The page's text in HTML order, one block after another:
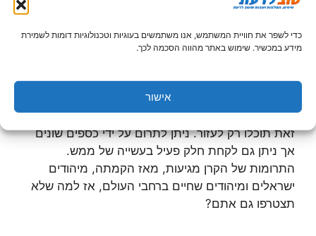
כדי לשפר את חוויית המשתמש, אנו משתמשים בעוגיות וטכנולוגיות דומות לשמירת
מידע במכשיר. שימוש באתר מהווה הסכמה לכך.
אישור
פעילות שנעשית למען קידום הערכים שאנחנו מאמינים
העולם ואת הערכים שמניעים אותו לפעולה, אך אם גם
החופש, למה שלא תבואו תיקחו חלק גם אתם בעשייה?
זה לא משנה באיזו דרך תחליטו שאתם תורמים לקרן
שבראשה עומק מיקי, שכן בכל דרך שתבחרו לעשות
זאת תוכלו רק לעזור. ניתן לתרום על ידי כספים שונים
אך ניתן גם לקחת חלק פעיל בעשייה של ממש.
התרומות של הקרן מגיעות, מאז הקמתה, מיהודים
ישראלים ומיהודים שחיים ברחבי העולם, אז למה שלא
תצטרפו גם אתם?